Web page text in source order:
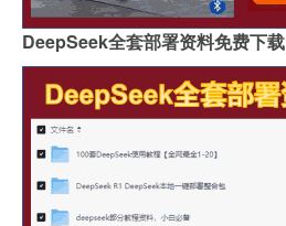
DeepSeek全套部署资料免费下载